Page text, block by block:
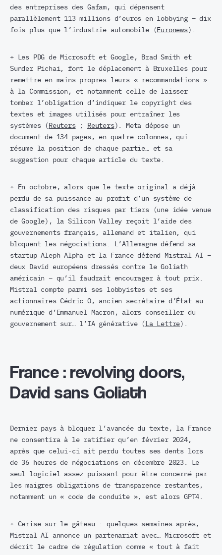
des entreprises des Gafam, qui dépensent
parallèlement 113 millions d’euros en lobbying – dix
fois plus que l’industrie automobile ( Euronews).
+ Les PDG de Microsoft et Google, Brad Smith et
Sunder Pichai, font le déplacement à Bruxelles pour
remettre en mains propres leurs « recommandations »
à la Commission, et notamment celle de laisser
tomber l’obligation d’indiquer le copyright des
textes et images utilisés pour entraîner les
systèmes ( Reuters; Reuters). Meta dépose un
document de 134 pages, en quatre colonnes, qui
résume la position de chaque partie… et sa
suggestion pour chaque article du texte.
+ En octobre, alors que le texte original a déjà
perdu de sa puissance au profit d’un système de
classification des risques par tiers (une idée venue
de Google), la Silicon Valley reçoit l’aide des
gouvernements français, allemand et italien, qui
bloquent les négociations. L’Allemagne défend sa
startup Aleph Alpha et la France défend Mistral AI –
deux David européens dressés contre le Goliath
américain – qu’il faudrait encourager à tout prix.
Mistral compte parmi ses lobbyistes et ses
actionnaires Cédric O, ancien secrétaire d’État au
numérique d’Emmanuel Macron, alors conseiller du
gouvernement sur… l’IA générative ( La Lettre).
France : revolving doors,
David sans Goliath
Dernier pays à bloquer l’avancée du texte, la France
ne consentira à le ratifier qu’en février 2024,
après que celui-ci ait perdu toutes ses dents lors
de 36 heures de négociations en décembre 2023. Le
seul logiciel assez puissant pour être concerné par
les maigres obligations de transparence restantes,
notamment un « code de conduite », est alors GPT4.
+ Cerise sur le gâteau : quelques semaines après,
Mistral AI annonce un partenariat avec… Microsoft et
décrit le cadre de régulation comme « tout à fait